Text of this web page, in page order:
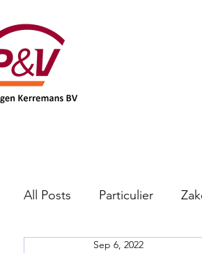
All Posts Particulier
Sep 6, 2022